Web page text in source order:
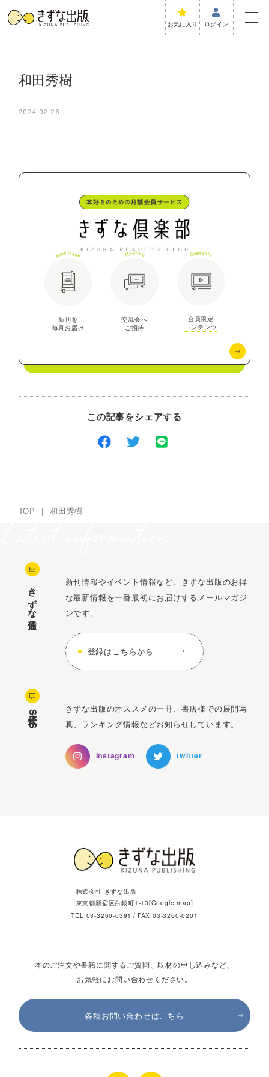
お気に入り ログイン
和田秀樹
2024.02.26
新刊を
毎月お届け
交流会へ
ご招待
会員限定
コンテンツ
この記事をシェアする
TOP | 和田秀樹
きずな通信
新刊情報やイベント情報など、きずな出版のお得
な最新情報を一番最初にお届けするメールマガジ
ンです。
登録はこちらから
公式SNS
きずな出版のオススメの一冊、書店様での展開写
真、ランキング情報などお知らせしています。
Instagram twitter
株式会社 きずな出版
東京都新宿区白銀町1-13[Google map]
TEL:03-3260-0391 FAX:03-3260-0201
本のご注文や書籍に関するご質問、取材の申し込みなど、
お気軽にお問い合わせください。
各種お問い合わせはこちら